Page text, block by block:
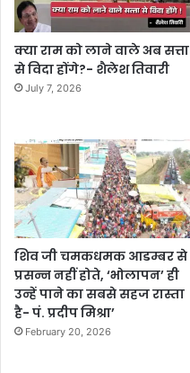
क्या राम को लाने वाले अब सत्ता
से विदा होंगे?- शैलेश तिवारी
July 7, 2026
शिव जी चमकधमक आडम्बर से
प्रसन्न नहीं होते, ‘भोलापन’ ही
उन्हें पाने का सबसे सहज रास्ता
है- पं. प्रदीप मिश्रा’
February 20, 2026